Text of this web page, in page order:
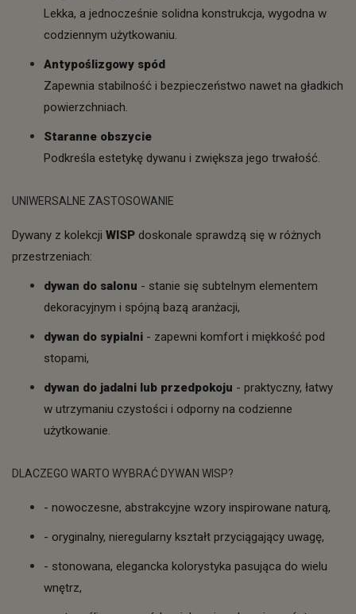
Lekka, a jednocześnie solidna konstrukcja, wygodna w
codziennym użytkowaniu.
Antypoślizgowy spód
Zapewnia stabilność i bezpieczeństwo nawet na gładkich
powierzchniach.
Staranne obszycie
Podkreśla estetykę dywanu i zwiększa jego trwałość.
UNIWERSALNE ZASTOSOWANIE
Dywany z kolekcji WISP doskonale sprawdzą się w różnych
przestrzeniach:
dywan do salonu - stanie się subtelnym elementem
dekoracyjnym i spójną bazą aranżacji,
dywan do sypialni - zapewni komfort i miękkość pod
stopami,
dywan do jadalni lub przedpokoju - praktyczny, łatwy
w utrzymaniu czystości i odporny na codzienne
użytkowanie.
DLACZEGO WARTO WYBRAĆ DYWAN WISP?
- nowoczesne, abstrakcyjne wzory inspirowane naturą,
- oryginalny, nieregularny kształt przyciągający uwagę,
- stonowana, elegancka kolorystyka pasująca do wielu
wnętrz,